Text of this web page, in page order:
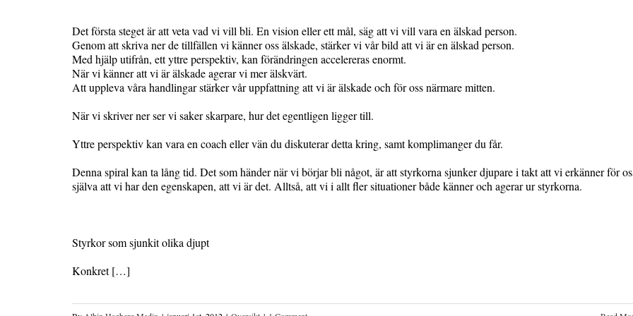
Det första steget är att veta vad vi vill bli. En vision eller ett mål, säg att vi vill vara en älskad person.
Genom att skriva ner de tillfällen vi känner oss älskade, stärker vi vår bild att vi är en älskad person.
Med hjälp utifrån, ett yttre perspektiv, kan förändringen accelereras enormt.
När vi känner att vi är älskade agerar vi mer älskvärt.
Att uppleva våra handlingar stärker vår uppfattning att vi är älskade och för oss närmare mitten.
När vi skriver ner ser vi saker skarpare, hur det egentligen ligger till.
Yttre perspektiv kan vara en coach eller vän du diskuterar detta kring, samt komplimanger du får.
Denna spiral kan ta lång tid. Det som händer när vi börjar bli något, är att styrkorna sjunker djupare i takt att vi erkänner för
själva att vi har den egenskapen, att vi är det. Alltså, att vi i allt fler situationer både känner och agerar ur styrkorna.
Styrkor som sjunkit olika djupt
Konkret […]